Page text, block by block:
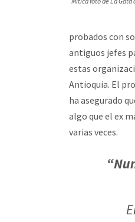
probados con
antiguos jefes
estas
Antioquia. El
ha asegurado
algo que el ex
varias veces.